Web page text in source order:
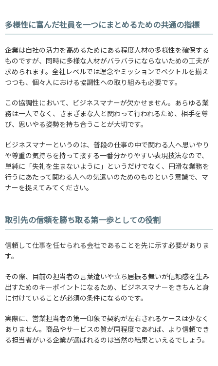
多様性に富んだ社員を一つにまとめるための共通の指標
企業は自社の活力を高めるためにある程度人材の多様性を確保する
ものですが、同時に多様な人材がバラバラにならないための工夫が
求められます。全社レベルでは理念やミッションでベクトルを揃え
つつも、個々人における協調性への取り組みも必要です。
この協調性において、ビジネスマナーが欠かせません。あらゆる業
務は一人でなく、さまざまな人と関わって行われるため、相手を尊
び、思いやる姿勢を持ち合うことが大切です。
ビジネスマナーというのは、普段の仕事の中で関わる人へ思いやり
や尊重の気持ちを持って接する一番分かりやすい表現技法なので、
単純に「失礼を生まないように」というだけでなく、円滑な業務を
行うにあたって関わる人への気遣いのためのものという意識で、マ
ナーを捉えてみてください。
取引先の信頼を勝ち取る第一歩としての役割
信頼して仕事を任せられる会社であることを先に示す必要がありま
す。
その際、目前の担当者の言葉遣いや立ち居振る舞いが信頼感を生み
出すためのキーポイントになるため、ビジネスマナーをきちんと身
に付けていることが必須の条件になるのです。
実際に、営業担当者の第一印象で契約が左右されるケースは少なく
ありません。商品やサービスの質が同程度であれば、より信頼でき
る担当者がいる企業が選ばれるのは当然の結果といえるでしょう。